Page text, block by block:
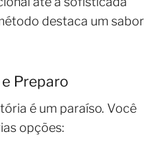
destaca um sabor
Preparo
é um paraíso. Você
opções: